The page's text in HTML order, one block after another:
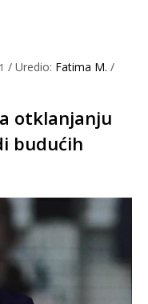
/ Uredio: Fatima M. /
otklanjanju
budućih